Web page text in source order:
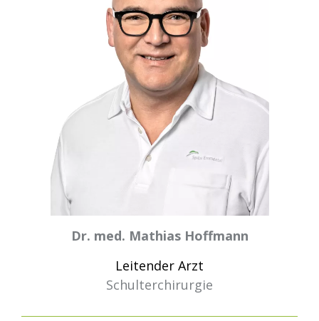
Dr. med. Mathias Hoffmann
Leitender Arzt
Schulterchirurgie